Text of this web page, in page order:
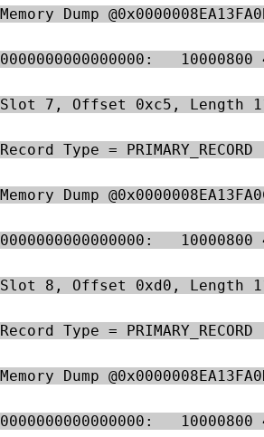
Memory Dump
0000000000000000:
Slot 7, Offset 0xc5, Length
Record Type =
Memory Dump
0000000000000000:
Slot 8, Offset 0xd0, Length
Record Type =
Memory Dump
0000000000000000: